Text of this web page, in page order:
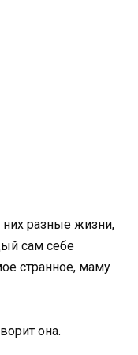
разные жизни,
сам себе
странное, маму
она.